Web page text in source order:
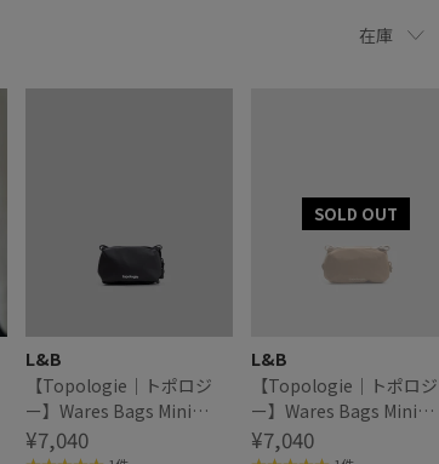
在庫
L&B
【Topologie｜トポロジ
ー】Wares Bags Mini
Bottle Sacoche ミニボト
¥7,040
L&B
【Topologie｜トポロジ
ー】Wares Bags Mini
Bottle Sacoche ミニボト
¥7,040